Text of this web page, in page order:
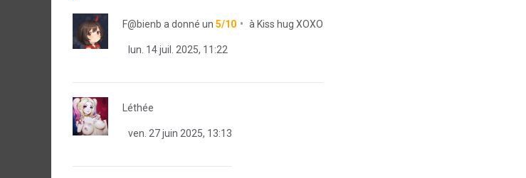
F@bienb a donné un 5/10 à Kiss hug XOXO
lun. 14 juil. 2025, 11:22
Léthée
ven. 27 juin 2025, 13:13